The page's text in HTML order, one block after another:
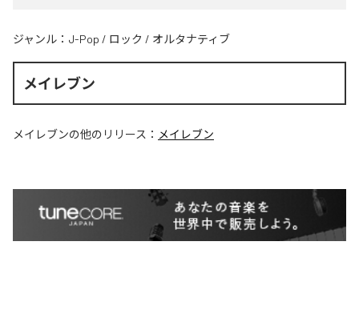
ジャンル： J-Pop / ロック / オルタナティブ
メイレブン
メイレブンの他のリリース： メイレブン